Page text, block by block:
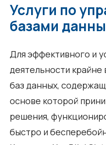
Услуги по
базами
Для эффективного и
деятельности
баз данных,
основе которой
решения,
быстро и